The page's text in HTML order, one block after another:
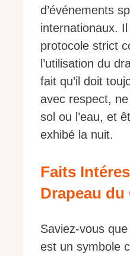
d’événements
internationaux.
protocole strict
l’utilisation du
fait qu’il doit
avec respect,
sol ou l’eau, et
exhibé la nuit.
Faits
Drapeau du
Saviez-vous que
est un symbole